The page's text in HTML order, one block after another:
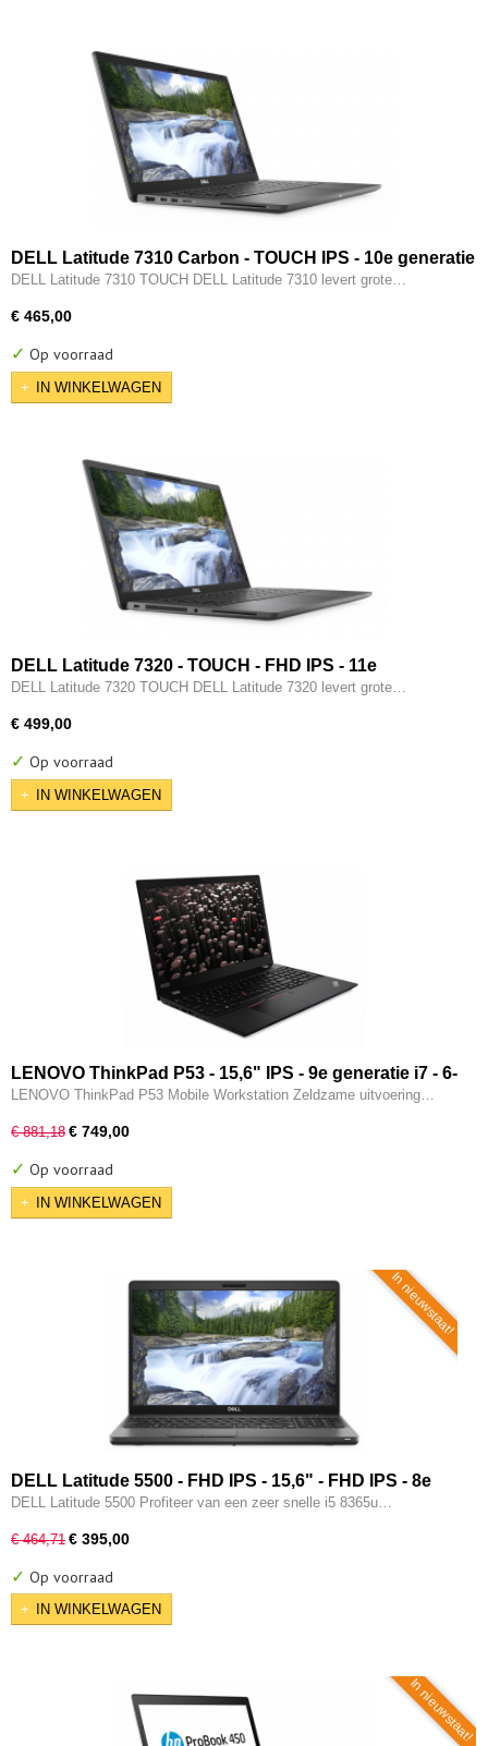
DELL Latitude 7310 Carbon - TOUCH IPS - 10e generatie
i7 - 6-CORE - 16GB - 512GB SSD - Intel UHD - 2x Type-C -
DELL Latitude 7310 TOUCH DELL Latitude 7310 levert grote…
€ 465,00
✓ Op voorraad
IN WINKELWAGEN
DELL Latitude 7320 - TOUCH - FHD IPS - 11e
generatie i7 - 16GB - 512GB SSD - Intel Iris XE - 2x
DELL Latitude 7320 TOUCH DELL Latitude 7320 levert grote…
€ 499,00
✓ Op voorraad
IN WINKELWAGEN
LENOVO ThinkPad P53 - 15,6" IPS - 9e generatie i7 - 6-
CORE - 16GB - 256GB SSD - 2x Thunderbolt - Nvidia
LENOVO ThinkPad P53 Mobile Workstation Zeldzame uitvoering…
€ 881,18 € 749,00
✓ Op voorraad
IN WINKELWAGEN
In nieuwstaat!
DELL Latitude 5500 - FHD IPS - 15,6" - FHD IPS - 8e
generatie i5 - 16GB - 256GB SSD - Type-C - Intel UHD -
DELL Latitude 5500 Profiteer van een zeer snelle i5 8365u…
€ 464,71 € 395,00
✓ Op voorraad
IN WINKELWAGEN
In nieuwstaat!